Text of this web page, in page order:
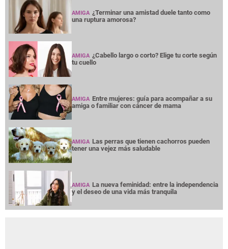
AMIGA ¿Terminar una amistad duele tanto como
una ruptura amorosa?
AMIGA ¿Cabello largo o corto? Elige tu corte según
tu cuello
AMIGA Entre mujeres: guía para acompañar a su
amiga o familiar con cáncer de mama
AMIGA Las perras que tienen cachorros pueden
tener una vejez más saludable
AMIGA La nueva feminidad: entre la independencia
y el deseo de una vida más tranquila